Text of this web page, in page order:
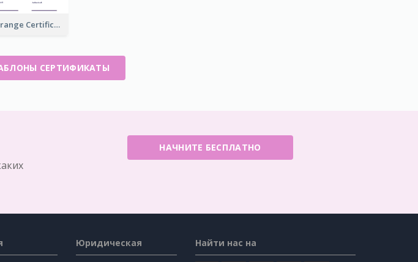
Bold Neon Orange Certificate Design For Internship
СЕРТИФИКАТЫ
НАЧНИТЕ БЕСПЛАТНО
Юридическая Найти нас на